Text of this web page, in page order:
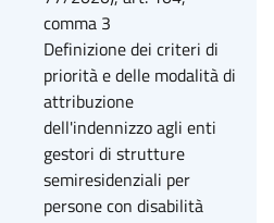
comma 3
Definizione dei criteri di
priorità e delle modalità di
attribuzione
dell'indennizzo agli enti
gestori di strutture
semiresidenziali per
persone con disabilità